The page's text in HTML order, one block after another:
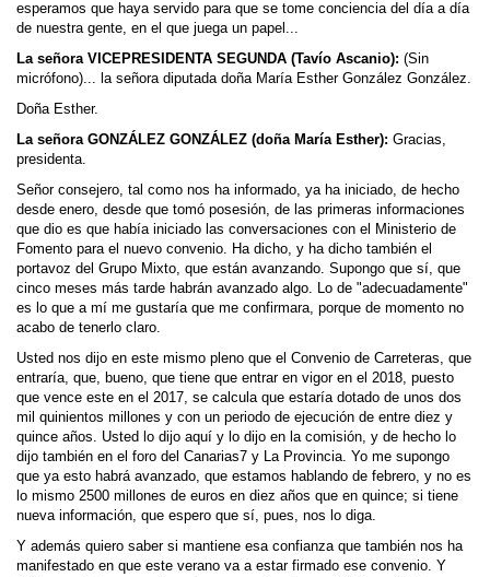
esperamos que haya servido para que se tome conciencia del día a día
de nuestra gente, en el que juega un papel...
La señora VICEPRESIDENTA SEGUNDA (Tavío Ascanio): (Sin
micrófono)... la señora diputada doña María Esther González González.
Doña Esther.
La señora GONZÁLEZ GONZÁLEZ (doña María Esther): Gracias,
presidenta.
Señor consejero, tal como nos ha informado, ya ha iniciado, de hecho
desde enero, desde que tomó posesión, de las primeras informaciones
que dio es que había iniciado las conversaciones con el Ministerio de
Fomento para el nuevo convenio. Ha dicho, y ha dicho también el
portavoz del Grupo Mixto, que están avanzando. Supongo que sí, que
cinco meses más tarde habrán avanzado algo. Lo de "adecuadamente"
es lo que a mí me gustaría que me confirmara, porque de momento no
acabo de tenerlo claro.
Usted nos dijo en este mismo pleno que el Convenio de Carreteras, que
entraría, que, bueno, que tiene que entrar en vigor en el 2018, puesto
que vence este en el 2017, se calcula que estaría dotado de unos dos
mil quinientos millones y con un periodo de ejecución de entre diez y
quince años. Usted lo dijo aquí y lo dijo en la comisión, y de hecho lo
dijo también en el foro del Canarias7 y La Provincia. Yo me supongo
que ya esto habrá avanzado, que estamos hablando de febrero, y no es
lo mismo 2500 millones de euros en diez años que en quince; si tiene
nueva información, que espero que sí, pues, nos lo diga.
Y además quiero saber si mantiene esa confianza que también nos ha
manifestado en que este verano va a estar firmado ese convenio. Y